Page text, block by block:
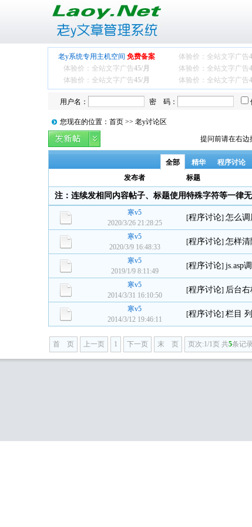
老y系统专用主机空间 免费备案 体验价：全站文字广告
体验价：全站文字广告45/月 体验价：全站文字广告
体验价：全站文字广告45/月 体验价：全站文字广告
用户名： 密 码：
您现在的位置：首页 >> 老y讨论区
提问前请在右边
全部 精华 程序讨论
发布者
标题
注：连续发相同内容帖子、标题使用特殊字符等一律
寒v5
2020/3/26 21:28:25
[程序讨论] 怎么
寒v5
2020/3/9 16:48:33
[程序讨论] 怎样清
寒v5
2019/1/9 8:11:49
[程序讨论] js.asp
寒v5
2014/3/31 16:10:50
[程序讨论] 后台右
寒v5
2014/3/12 19:46:11
[程序讨论] 栏目
首 页 上一页 1 下一页 末 页 页次:1/1页 共5条记